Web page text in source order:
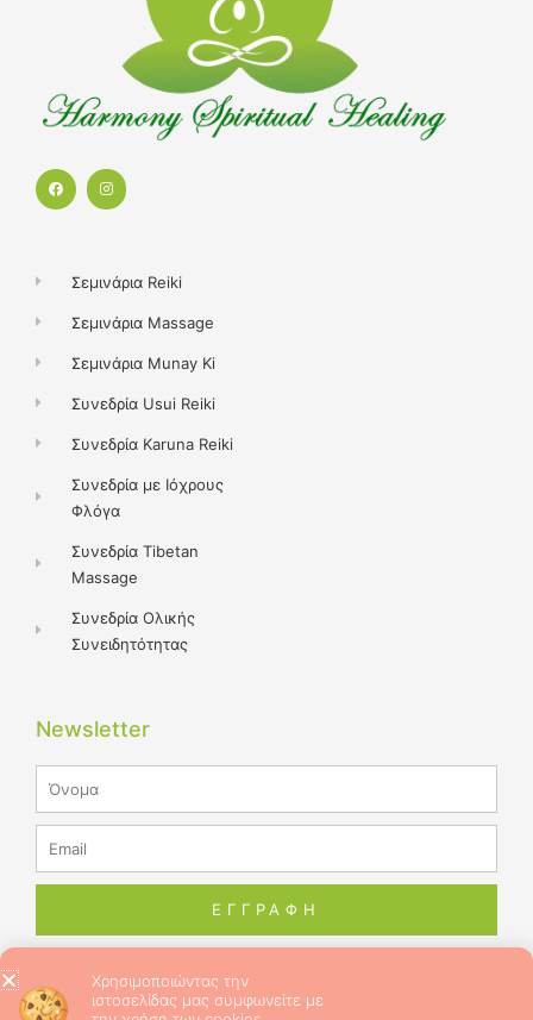
F
a
I
n
m
Σεμινάρια Reiki
Σεμινάρια Massage
Σεμινάρια Munay Ki
Συνεδρία Usui Reiki
Συνεδρία Karuna Reiki
Συνεδρία με Ιόχρους
Φλόγα
Συνεδρία Tibetan
Massage
Συνεδρία Ολικής
Συνειδητότητας
Newsletter
ΕΓΓΡΑΦΗ
© 2026 ALL RIGHTS RESERVED​
Χρησιμοποιώντας την
ιστοσελίδας μας συμφωνείτε με